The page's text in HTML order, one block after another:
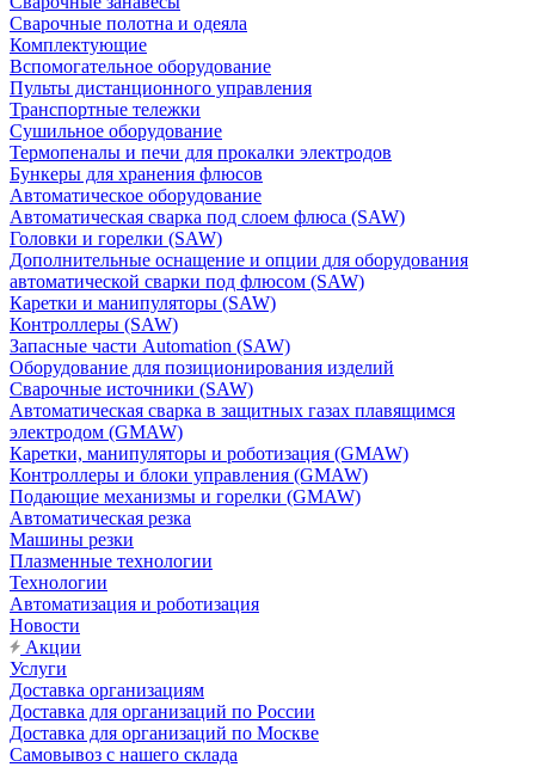
Сварочные полотна и одеяла
Комплектующие
Вспомогательное оборудование
Пульты дистанционного управления
Транспортные тележки
Сушильное оборудование
Термопеналы и печи для прокалки электродов
Бункеры для хранения флюсов
Автоматическое оборудование
Автоматическая сварка под слоем флюса (SAW)
Головки и горелки (SAW)
Дополнительные оснащение и опции для оборудования
автоматической сварки под флюсом (SAW)
Каретки и манипуляторы (SAW)
Контроллеры (SAW)
Запасные части Automation (SAW)
Оборудование для позиционирования изделий
Сварочные источники (SAW)
Автоматическая сварка в защитных газах плавящимся
электродом (GMAW)
Каретки, манипуляторы и роботизация (GMAW)
Контроллеры и блоки управления (GMAW)
Подающие механизмы и горелки (GMAW)
Автоматическая резка
Машины резки
Плазменные технологии
Технологии
Автоматизация и роботизация
Новости
Акции
Услуги
Доставка организациям
Доставка для организаций по России
Доставка для организаций по Москве
Самовывоз с нашего склада